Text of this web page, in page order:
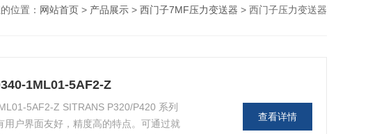
位置： 网站首页 > 产品展示 > 西门子7MF压力变送器 > 西门子压力变送器
1ML01-5AF2-Z
5AF2-Z SITRANS P320/P420 系列
用户界面友好，精度高的特点。可通过就
查看详情